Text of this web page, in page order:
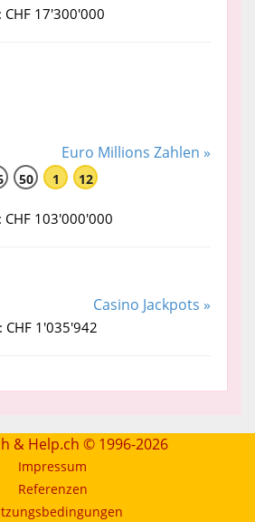
CHF 17'300'000
Euro Millions Zahlen »
50 1 12
CHF 103'000'000
Casino Jackpots »
CHF 1'035'942
& Help.ch © 1996-2026
Impressum
Referenzen